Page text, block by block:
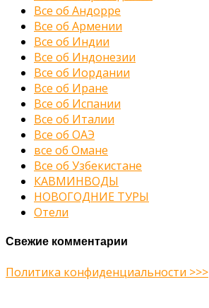
Все об Андорре
Все об Армении
Все об Индии
Все об Индонезии
Все об Иордании
Все об Иране
Все об Испании
Все об Италии
Все об ОАЭ
все об Омане
Все об Узбекистане
КАВМИНВОДЫ
НОВОГОДНИЕ ТУРЫ
Отели
Свежие комментарии
Политика конфиденциальности >>>